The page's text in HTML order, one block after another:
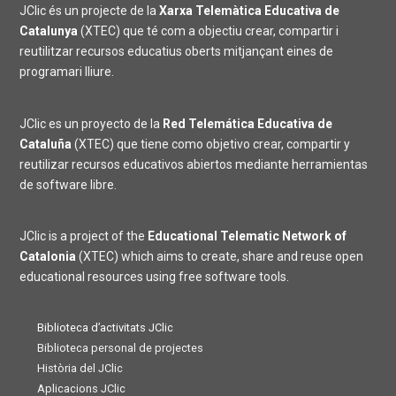
JClic és un projecte de la Xarxa Telemàtica Educativa de
Catalunya (XTEC) que té com a objectiu crear, compartir i
reutilitzar recursos educatius oberts mitjançant eines de
programari lliure.
JClic es un proyecto de la Red Telemática Educativa de
Cataluña (XTEC) que tiene como objetivo crear, compartir y
reutilizar recursos educativos abiertos mediante herramientas
de software libre.
JClic is a project of the Educational Telematic Network of
Catalonia (XTEC) which aims to create, share and reuse open
educational resources using free software tools.
Biblioteca d’activitats JClic
Biblioteca personal de projectes
Història del JClic
Aplicacions JClic